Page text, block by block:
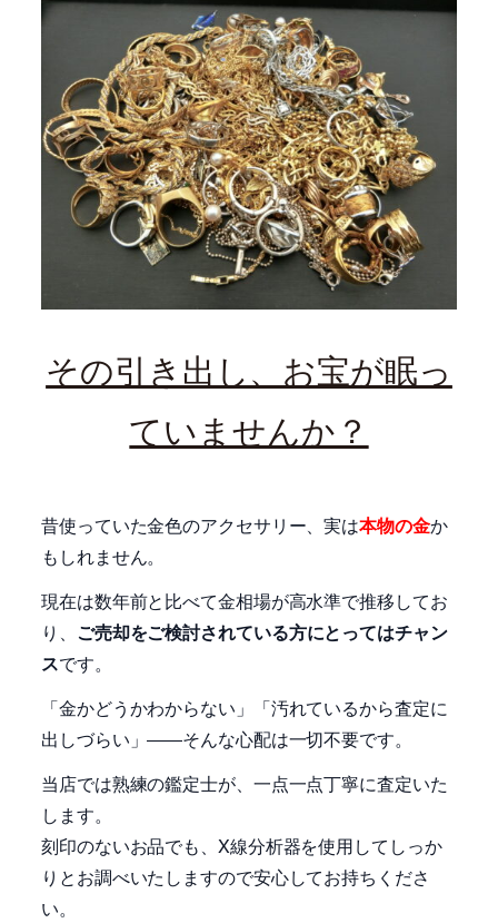
その引き出し、お宝が眠っ
ていませんか？
昔使っていた金色のアクセサリー、実は本物の金か
もしれません。
現在は数年前と比べて金相場が高水準で推移してお
り、 ご売却をご検討されている方にとってはチャン
スです。
「金かどうかわからない」「汚れているから査定に
出しづらい」――そんな心配は一切不要です。
当店では熟練の鑑定士が、一点一点丁寧に査定いた
します。
刻印のないお品でも、X線分析器を使用してしっか
りとお調べいたしますので安心してお持ちくださ
い。